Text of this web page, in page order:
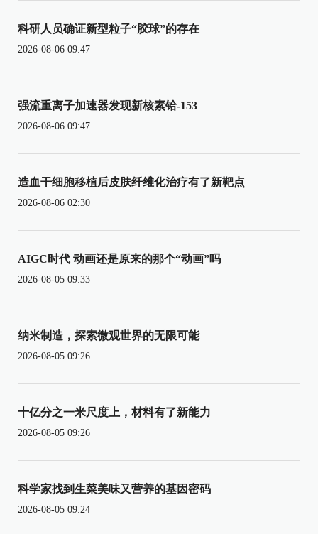
科研人员确证新型粒子“胶球”的存在
2026-08-06 09:47
强流重离子加速器发现新核素铪-153
2026-08-06 09:47
造血干细胞移植后皮肤纤维化治疗有了新靶点
2026-08-06 02:30
AIGC时代 动画还是原来的那个“动画”吗
2026-08-05 09:33
纳米制造，探索微观世界的无限可能
2026-08-05 09:26
十亿分之一米尺度上，材料有了新能力
2026-08-05 09:26
科学家找到生菜美味又营养的基因密码
2026-08-05 09:24